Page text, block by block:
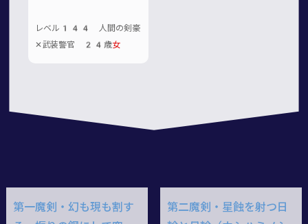
レベル144 人間の剣豪
✕武装警官 24歳女
第一魔剣・幻も現も割す
第二魔剣・星蝕を射つ日